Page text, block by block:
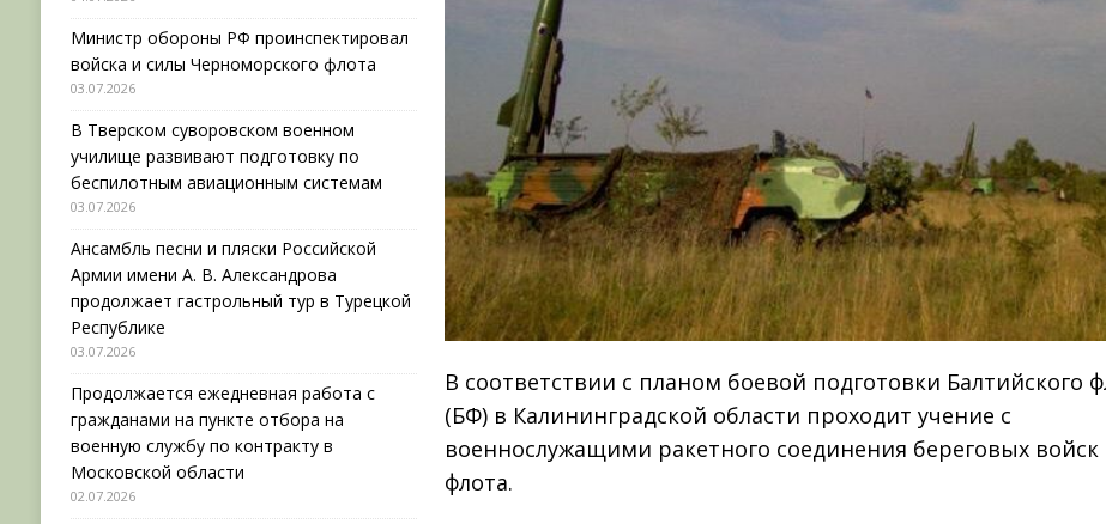
В соответствии с планом боевой подготовки Балтийского
(БФ) в Калининградской области проходит учение с
военнослужащими ракетного соединения береговых войск
флота.
Министр обороны РФ проинспектировал
войска и силы Черноморского флота
03.07.2026
В Тверском суворовском военном
училище развивают подготовку по
беспилотным авиационным системам
03.07.2026
Ансамбль песни и пляски Российской
Армии имени А. В. Александрова
продолжает гастрольный тур в Турецкой
Республике
03.07.2026
Продолжается ежедневная работа с
гражданами на пункте отбора на
военную службу по контракту в
Московской области
02.07.2026